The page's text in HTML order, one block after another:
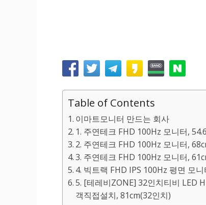
Table of Contents
이마트모니터 만드는 회사
1. 주연테크 FHD 100Hz 모니터,
2. 주연테크 FHD 100Hz 모니터,
3. 주연테크 FHD 100Hz 모니터,
4. 빅트랙 FHD IPS 100Hz 평면 모
5. [테레비ZONE] 32인치티비 LED
객직접설치, 81cm(32인치)